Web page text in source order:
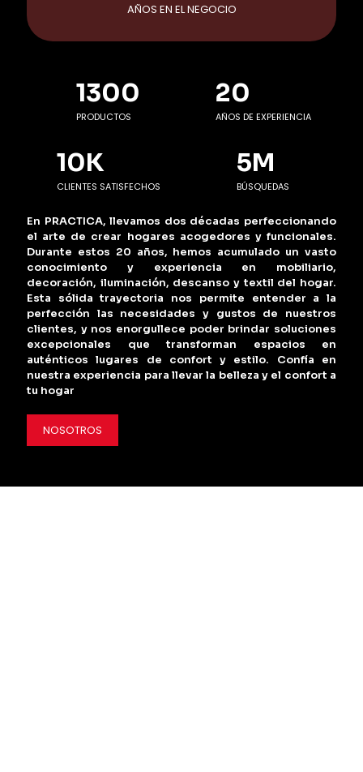
En PRACTICA, llevamos dos décadas perfeccionando
el arte de crear hogares acogedores y funcionales.
Durante estos 20 años, hemos acumulado un vasto
conocimiento y experiencia en mobiliario,
decoración, iluminación, descanso y textil del hogar.
Esta sólida trayectoria nos permite entender a la
perfección las necesidades y gustos de nuestros
clientes, y nos enorgullece poder brindar soluciones
excepcionales que transforman espacios en
auténticos lugares de confort y estilo. Confía en
nuestra experiencia para llevar la belleza y el confort a
tu hogar
NOSOTROS
AÑOS EN EL NEGOCIO
1300
PRODUCTOS
10K
CLIENTES SATISFECHOS
20
AÑOS DE EXPERIENCIA
5M
BÚSQUEDAS